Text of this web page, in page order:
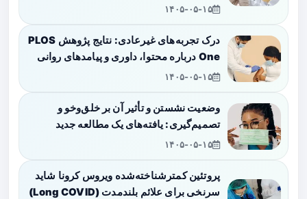
۱۴۰۵-۰۵-۱۵
درک تجربه‌های غیرعادی: نتایج پژوهش PLOS
One درباره محتوا، داوری و پیامدهای روانی
۱۴۰۵-۰۵-۱۵
وضعیت نشستن و تأثیر آن بر خلق‌وخو و
تصمیم‌گیری: یافته‌های یک مطالعه جدید
۱۴۰۵-۰۵-۱۵
پروتئین کمترشناخته‌شده ویروس کرونا شاید
سرنخی برای علائم بلندمدت (Long COVID)